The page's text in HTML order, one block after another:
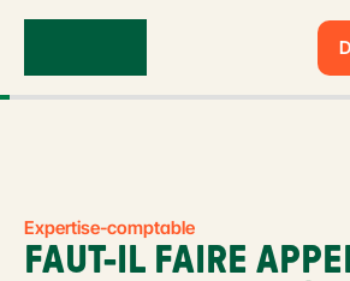
Expertise-comptable
FAUT-IL FAIRE